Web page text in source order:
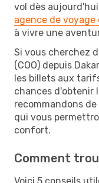
vol dès aujourd'hui
agence de voyage
à vivre une
Si vous cherchez
(COO) depuis
les billets aux
chances d'obtenir
recommandons
qui vous
confort.
Comment